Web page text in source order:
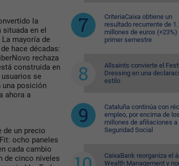
la
en el
mayoría de
hace décadas:
rechaza
construida en
se
una posición
ahora a
de un precio
ocho paneles
cada cambio
de cinco niveles
CriteriaCaixa obtiene un
resultado recurrente de
millones de euros (+23%)
primer semestre
Allsaints convierte el
Dressing en una
estilo
Cataluña continúa con
empleo, por encima de
millones de afiliaciones a
Seguridad Social
CaixaBank reorganiza el
Wealth Management y